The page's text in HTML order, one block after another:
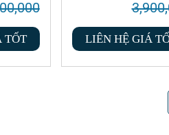
TỐT LIÊN HỆ GIÁ